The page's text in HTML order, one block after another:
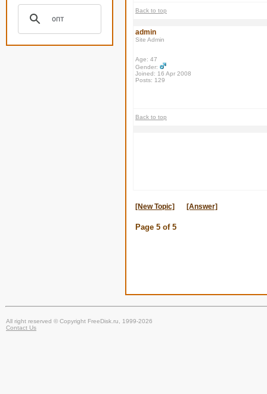
Back to top
admin
Site Admin
Age: 47
Gender:
Joined: 16 Apr 2008
Posts: 129
Back to top
[New Topic] [Answer]
Page 5 of 5
All right reserved © Copyright FreeDisk.ru, 1999-2026
Contact Us